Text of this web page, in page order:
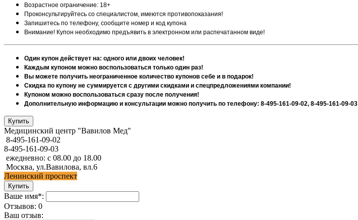
Возрастное ограничение: 18+
Проконсультируйтесь со специалистом, имеются противопоказания!
Запишитесь по телефону, сообщите номер и код купона
Внимание! Купон необходимо предъявить в электронном или распечатанном виде!
Один купон действует на: одного или двоих человек!
Каждым купоном можно воспользоваться только один раз!
Вы можете получить неограниченное количество купонов себе и в подарок!
Скидка по купону не суммируется с другими скидками и спецпредложениями компании!
Купоном можно воспользоваться сразу после получения!
Дополнительную информацию и консультации можно получить по телефону: 8-495-161-09-02, 8-495-161-09-03
Медицинский центр "Вавилов Мед"
8-495-161-09-02
8-495-161-09-03
ежедневно: с 08.00 до 18.00
Москва, ул.Вавилова, вл.6
Ленинский проспект
Ваше имя*:
Отзывов: 0
Ваш отзыв: